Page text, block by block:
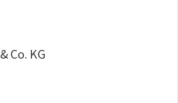
Co. KG